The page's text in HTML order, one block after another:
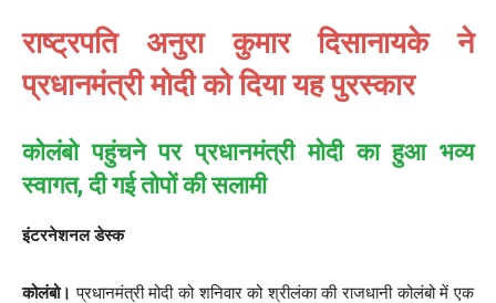
राष्ट्रपति अनुरा कुमार दिसानायके ने
प्रधानमंत्री मोदी को दिया यह पुरस्कार
कोलंबो पहुंचने पर प्रधानमंत्री मोदी का हुआ भव्य
स्वागत, दी गई तोपों की सलामी
इंटरनेशनल डेस्क
कोलंबो। प्रधानमंत्री मोदी को शनिवार को श्रीलंका की राजधानी कोलंबो में एक